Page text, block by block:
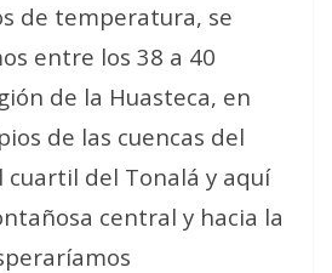
de temperatura, se
entre los 38 a 40
de la Huasteca, en
de las cuencas del
cuartil del Tonalá y aquí
central y hacia la